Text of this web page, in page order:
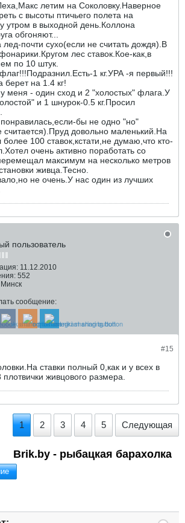
летим на Соколовку.Наверное
с высоты птичьего полета на
утром в выходной день.Коллона
обгоняют...
почти сухо(если не считать дождя).В
лес ставок.Кое-как,в
по 10 штук.
1 кг.УРА -я первый!!!
на 1.4 кг!
меня - один сход и 2 "холостых" флага.У
и 1 шнурок-0.5 кг.Просил
бы не одно "но"
считается).Пруд довольно маленький.На
100 ставок,кстати,не думаю,что кто-
очень активно поработать со
максимум на несколько метров
живца.Тесно.
не очень.У нас один из лучших
пользователь
11.12.2010
552
Минск
сообщение:
#15
ставки полный 0,как и у всех в
плотвички живцового размера.
1 2 3 4 5 Следующая
Brik.by - рыбацкая барахолка